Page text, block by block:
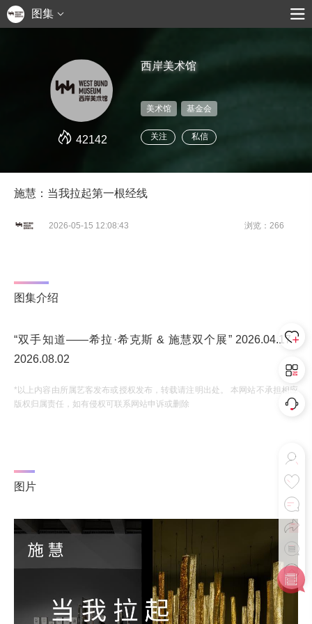
图集
42142
西岸美术馆
美术馆 基金会
关注 私信
施慧：当我拉起第一根经线
2026-05-15 12:08:43 浏览：266
图集介绍
“双手知道——希拉·希克斯 & 施慧双个展” 2026.04.17 -
2026.08.02
*以上内容由所属艺客发布或授权发布，转载请注明出处。 本网站不承担相应
版权归属责任，如有侵权可联系网站申诉或删除
图片